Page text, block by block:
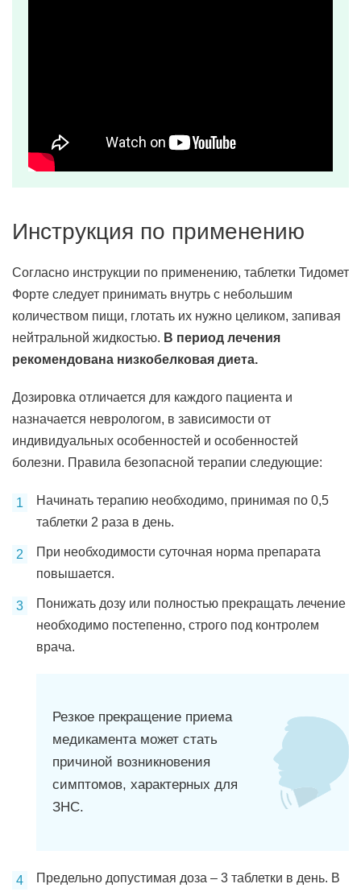
Инструкция по применению
Согласно инструкции по применению, таблетки Тидомет
Форте следует принимать внутрь с небольшим
количеством пищи, глотать их нужно целиком, запивая
нейтральной жидкостью. В период лечения
рекомендована низкобелковая диета.
Дозировка отличается для каждого пациента и
назначается неврологом, в зависимости от
индивидуальных особенностей и особенностей
болезни. Правила безопасной терапии следующие:
Начинать терапию необходимо, принимая по 0,5
таблетки 2 раза в день.
При необходимости суточная норма препарата
повышается.
Понижать дозу или полностью прекращать лечение
необходимо постепенно, строго под контролем
врача.
Резкое прекращение приема
медикамента может стать
причиной возникновения
симптомов, характерных для
ЗНС.
Предельно допустимая доза – 3 таблетки в день. В